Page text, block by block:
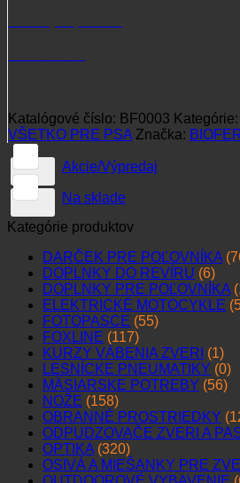
Katalógové číslo: BF0003 Kategórie:
VŠETKO PRE PSA Značka:
Akcie/Výpredaj
Na sklade
Kategórie produktov
DARČEK PRE POĽOVNÍKA
DOPLNKY DO REVÍRU (6)
DOPLNKY PRE POĽOVNÍKA
ELEKTRICKÉ MOTOCYKLE
FOTOPASCE (55)
FOXLINE (117)
KURZY VÁBENIA ZVERI (1)
LESNÍCKE PNEUMATIKY (0)
MÄSIARSKE POTREBY (56)
NOŽE (158)
OBRANNÉ PROSTRIEDKY
ODPUDZOVAČE ZVERI A
OPTIKA (320)
OSIVÁ A MIEŠANKY PRE